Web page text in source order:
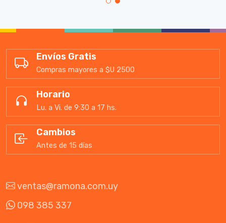
Envíos Gratis
Compras mayores a $U 2500
Horario
Lu. a Vi. de 9:30 a 17 hs.
Cambios
Antes de 15 días
ventas@ramona.com.uy
098 385 337